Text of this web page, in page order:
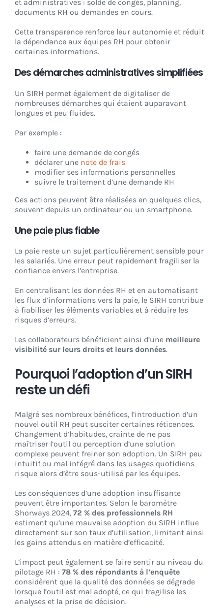
et administratives : solde de congés, planning,
documents RH ou demandes en cours.
Cette transparence renforce leur autonomie et réduit
la dépendance aux équipes RH pour obtenir
certaines informations.
Des démarches administratives simplifiées
Un SIRH permet également de digitaliser de
nombreuses démarches qui étaient auparavant
longues et peu fluides.
Par exemple :
faire une demande de congés
déclarer une note de frais
modifier ses informations personnelles
suivre le traitement d’une demande RH
Ces actions peuvent être réalisées en quelques clics,
souvent depuis un ordinateur ou un smartphone.
Une paie plus fiable
La paie reste un sujet particulièrement sensible pour
les salariés. Une erreur peut rapidement fragiliser la
confiance envers l’entreprise.
En centralisant les données RH et en automatisant
les flux d’informations vers la paie, le SIRH contribue
à fiabiliser les éléments variables et à réduire les
risques d’erreurs.
Les collaborateurs bénéficient ainsi d’une meilleure
visibilité sur leurs droits et leurs données.
Pourquoi l’adoption d’un SIRH
reste un défi
Malgré ses nombreux bénéfices, l’introduction d’un
nouvel outil RH peut susciter certaines réticences.
Changement d’habitudes, crainte de ne pas
maîtriser l’outil ou perception d’une solution
complexe peuvent freiner son adoption. Un SIRH peu
intuitif ou mal intégré dans les usages quotidiens
risque alors d’être sous-utilisé par les équipes.
Les conséquences d’une adoption insuffisante
peuvent être importantes. Selon le baromètre
Shorways 2024, 72 % des professionnels RH
estiment qu’une mauvaise adoption du SIRH influe
directement sur son taux d’utilisation, limitant ainsi
les gains attendus en matière d’efficacité.
L’impact peut également se faire sentir au niveau du
pilotage RH : 78 % des répondants à l’enquête
considèrent que la qualité des données se dégrade
lorsque l’outil est mal adopté, ce qui fragilise les
analyses et la prise de décision.